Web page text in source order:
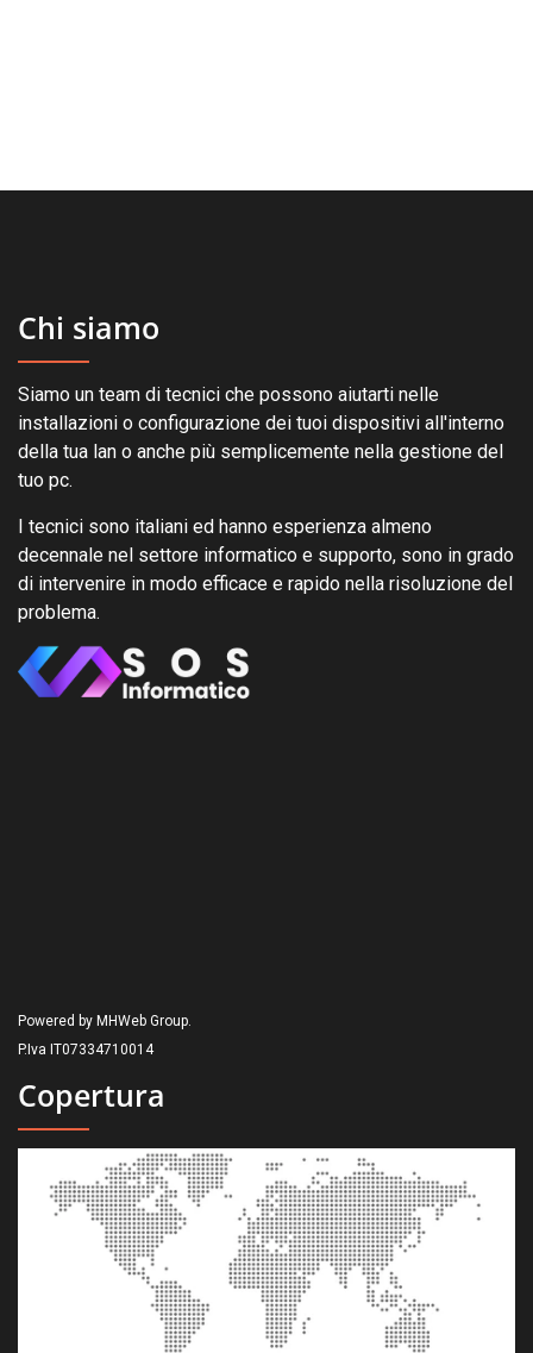
Chi siamo
Siamo un team di tecnici che possono aiutarti nelle
installazioni o configurazione dei tuoi dispositivi all'interno
della tua lan o anche più semplicemente nella gestione del
tuo pc.
I tecnici sono italiani ed hanno esperienza almeno
decennale nel settore informatico e supporto, sono in grado
di intervenire in modo efficace e rapido nella risoluzione del
problema.
Powered by MHWeb Group.
P.Iva IT07334710014
Copertura